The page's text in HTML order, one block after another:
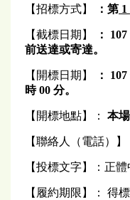
【招標方式】 ：第 1
【截標日期】 ：
前送達或寄達。
【開標日期】 ： 107
時 00 分。
【開標地點】： 本
【聯絡人（電話）
【投標文字】：正體
【履約期限】： 得